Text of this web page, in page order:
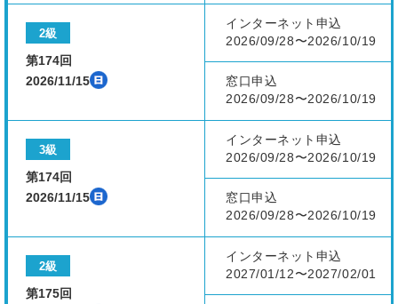
2級
第174回
2026/11/15
インターネット申込
2026/09/28〜2026/10/19
窓口申込
2026/09/28〜2026/10/19
3級
第174回
2026/11/15
インターネット申込
2026/09/28〜2026/10/19
窓口申込
2026/09/28〜2026/10/19
2級
第175回
インターネット申込
2027/01/12〜2027/02/01